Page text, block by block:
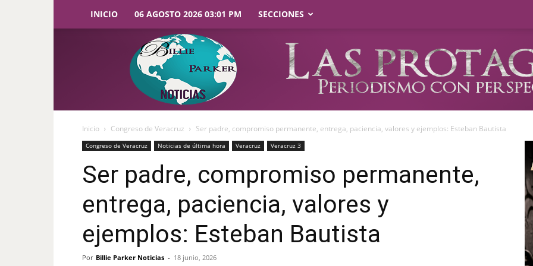
INICIO 06 AGOSTO 2026 03:01 PM SECCIONES
Parker
Noticias
Inicio Congreso de Veracruz Ser padre, compromiso permanente, entrega, paciencia, valores y ejemplos: Esteban Bautista
Congreso de Veracruz Noticias de última hora Veracruz Veracruz 3
Ser padre, compromiso permanente,
entrega, paciencia, valores y
ejemplos: Esteban Bautista
Por Billie Parker Noticias - 18 junio, 2026